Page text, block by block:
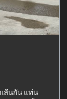
ส้นกัน แท่น